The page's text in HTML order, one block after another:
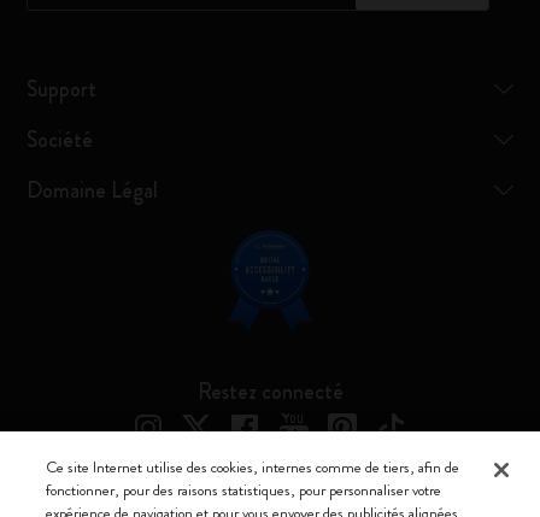
Support
Société
Domaine Légal
Restez connecté
Ce site Internet utilise des cookies, internes comme de tiers, afin de
fonctionner, pour des raisons statistiques, pour personnaliser votre